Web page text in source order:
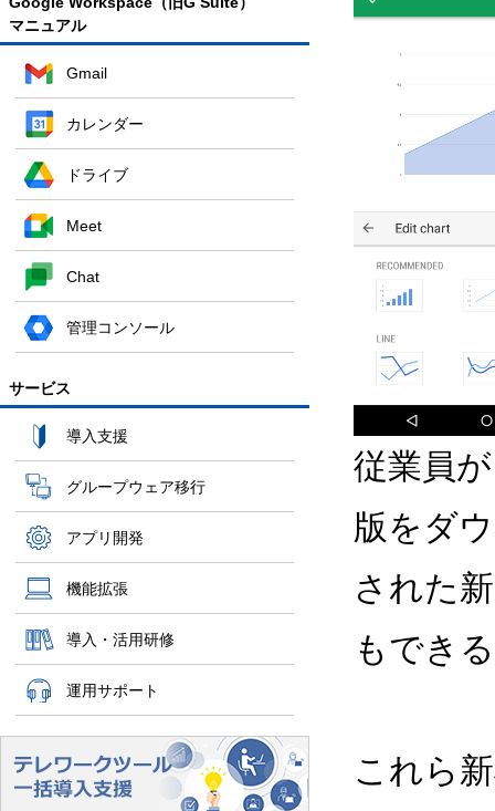
マニュアル
Gmail
カレンダー
ドライブ
Meet
Chat
管理コンソール
サービス
導入支援
グループウェア移行
アプリ開発
機能拡張
導入・活用研修
運用サポート
従業員
版をダ
された
もでき
これら